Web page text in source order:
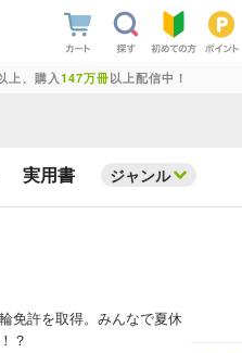
上、購入147万冊以上配信中！
実用書 ジャンル
免許を取得。みんなで夏休
？